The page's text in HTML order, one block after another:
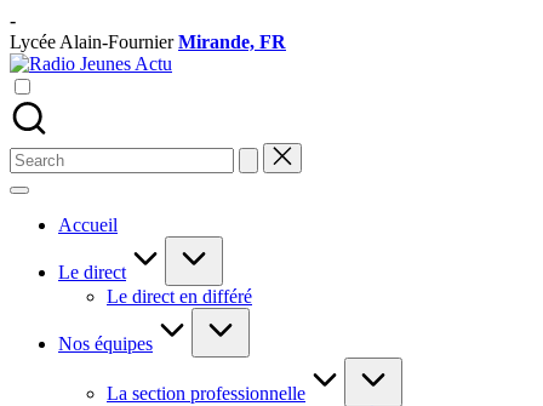
Skip
to
content
-
Lycée Alain-FournierMirande, FR
La
Radio
Du
Lycée
Alain-
Fournier
Search
for:
Accueil
Le direct
Le direct en différé
Nos équipes
La section professionnelle